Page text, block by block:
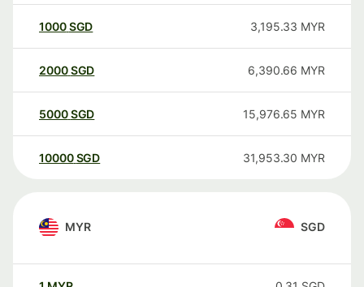
1000SGD 3,195.33 MYR
2000SGD 6,390.66 MYR
5000SGD 15,976.65 MYR
10000 SGD 31,953.30 MYR
MYR SGD